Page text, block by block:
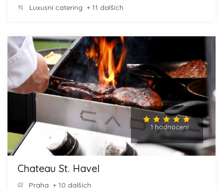
Luxusní catering + 11 dalších
1 hodnocení
Chateau St. Havel
Praha + 10 dalších